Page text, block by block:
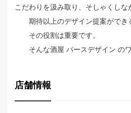
こだわりを汲み取り、そしゃくしな
期待以上のデザイン提案ができ
その役割は重要です。
そんな酒屋 パースデザイン のワ
店舗情報